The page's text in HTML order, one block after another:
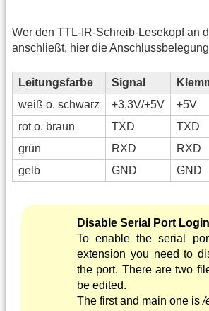
Wer den TTL-IR-Schreib-Lesekopf an
anschließt, hier die
Leitungsfarbe Signal
weiß o. schwarz
+3,3V/+5V
+5V
rot o. braun
TXD
TXD
grün
RXD
RXD
gelb
GND GND
Disable Serial Port
To enable the serial
extension you need to
the port. There are two
be edited.
The first and main one is/